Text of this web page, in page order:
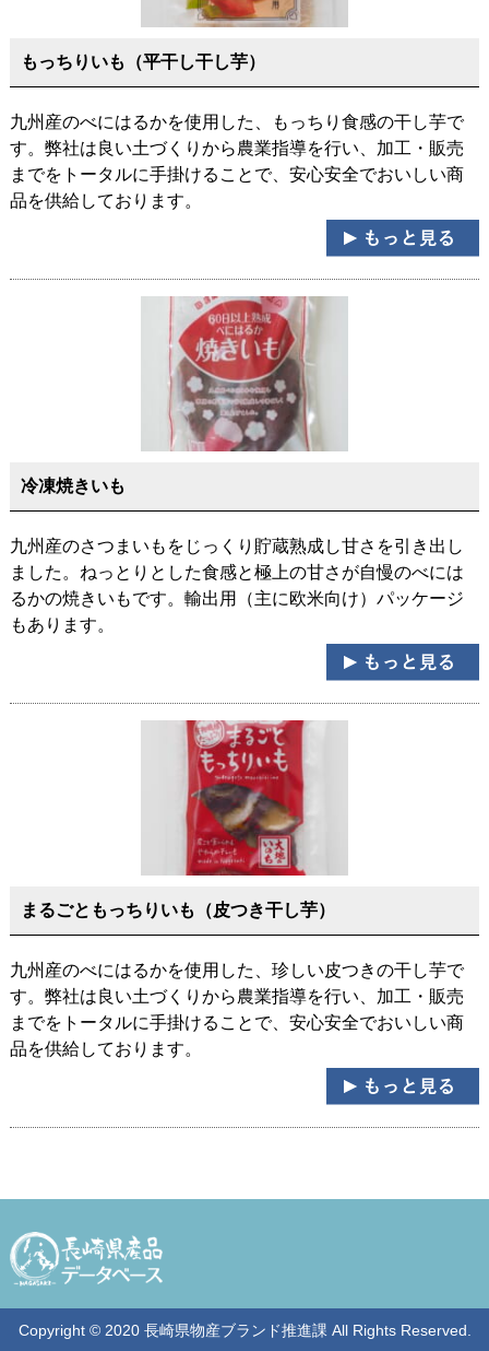
もっちりいも（平干し干し芋）
九州産のべにはるかを使用した、もっちり食感の干し芋で
す。弊社は良い土づくりから農業指導を行い、加工・販売
までをトータルに手掛けることで、安心安全でおいしい商
品を供給しております。
冷凍焼きいも
九州産のさつまいもをじっくり貯蔵熟成し甘さを引き出し
ました。ねっとりとした食感と極上の甘さが自慢のべには
るかの焼きいもです。輸出用（主に欧米向け）パッケージ
もあります。
まるごともっちりいも（皮つき干し芋）
九州産のべにはるかを使用した、珍しい皮つきの干し芋で
す。弊社は良い土づくりから農業指導を行い、加工・販売
までをトータルに手掛けることで、安心安全でおいしい商
品を供給しております。
Copyright © 2020 長崎県物産ブランド推進課 All Rights Reserved.